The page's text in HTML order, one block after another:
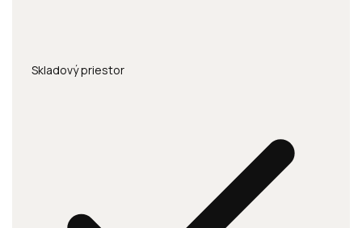
Skladový priestor